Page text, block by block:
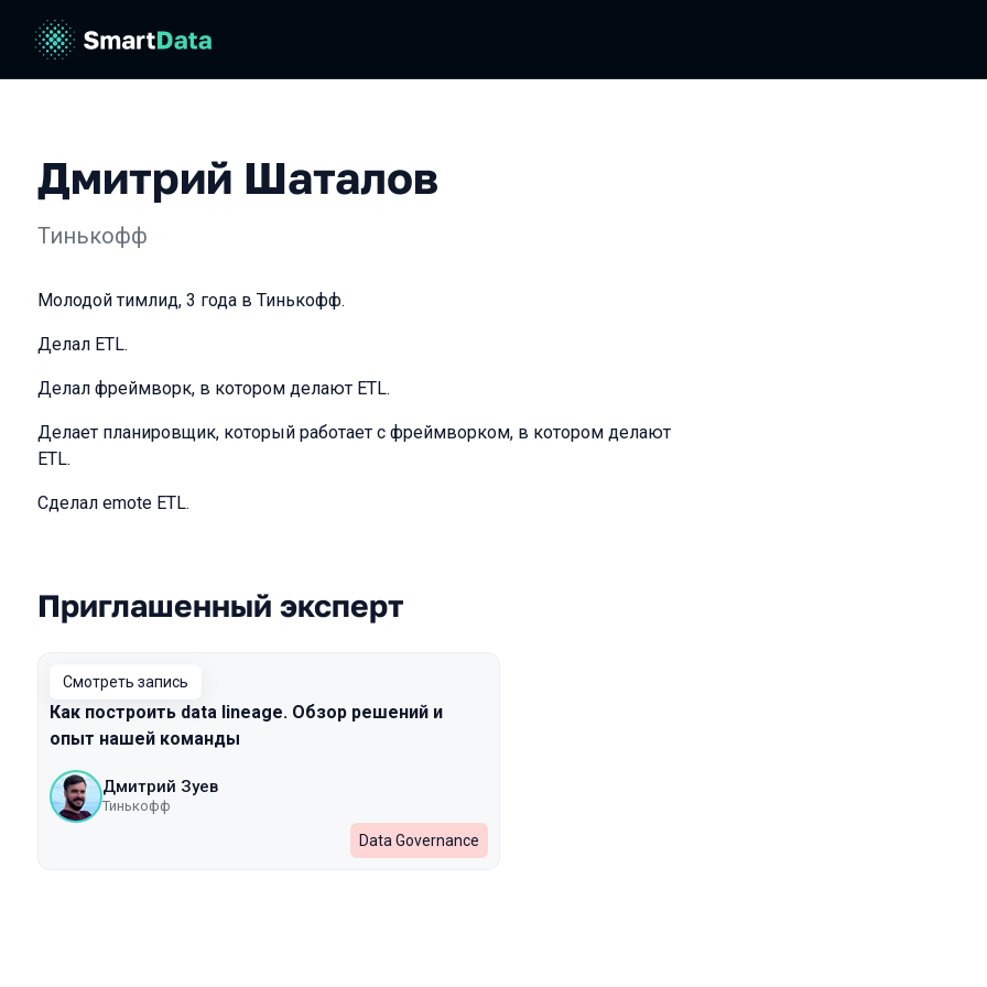
Дмитрий Шаталов
Тинькофф
Молодой тимлид, 3 года в Тинькофф.
Делал ETL.
Делал фреймворк, в котором делают ETL.
Делает планировщик, который работает с фреймворком, в котором делают
ETL.
Сделал emote ETL.
Выступления в сезоне 2022
Приглашенный эксперт
Смотреть запись
Как построить data lineage. Обзор решений и
опыт нашей команды
Дмитрий Зуев
Тинькофф
Data Governance